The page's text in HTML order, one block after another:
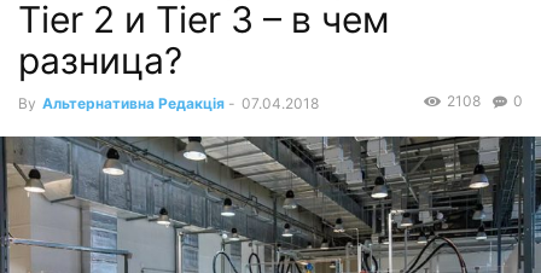
Тіеr 2 и Тіеr 3 – в чем
разница?
By Альтернативна Редакція - 07.04.2018 0
2108